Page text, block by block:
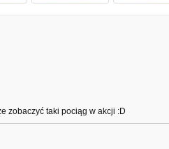
zobaczyć taki pociąg w akcji :D